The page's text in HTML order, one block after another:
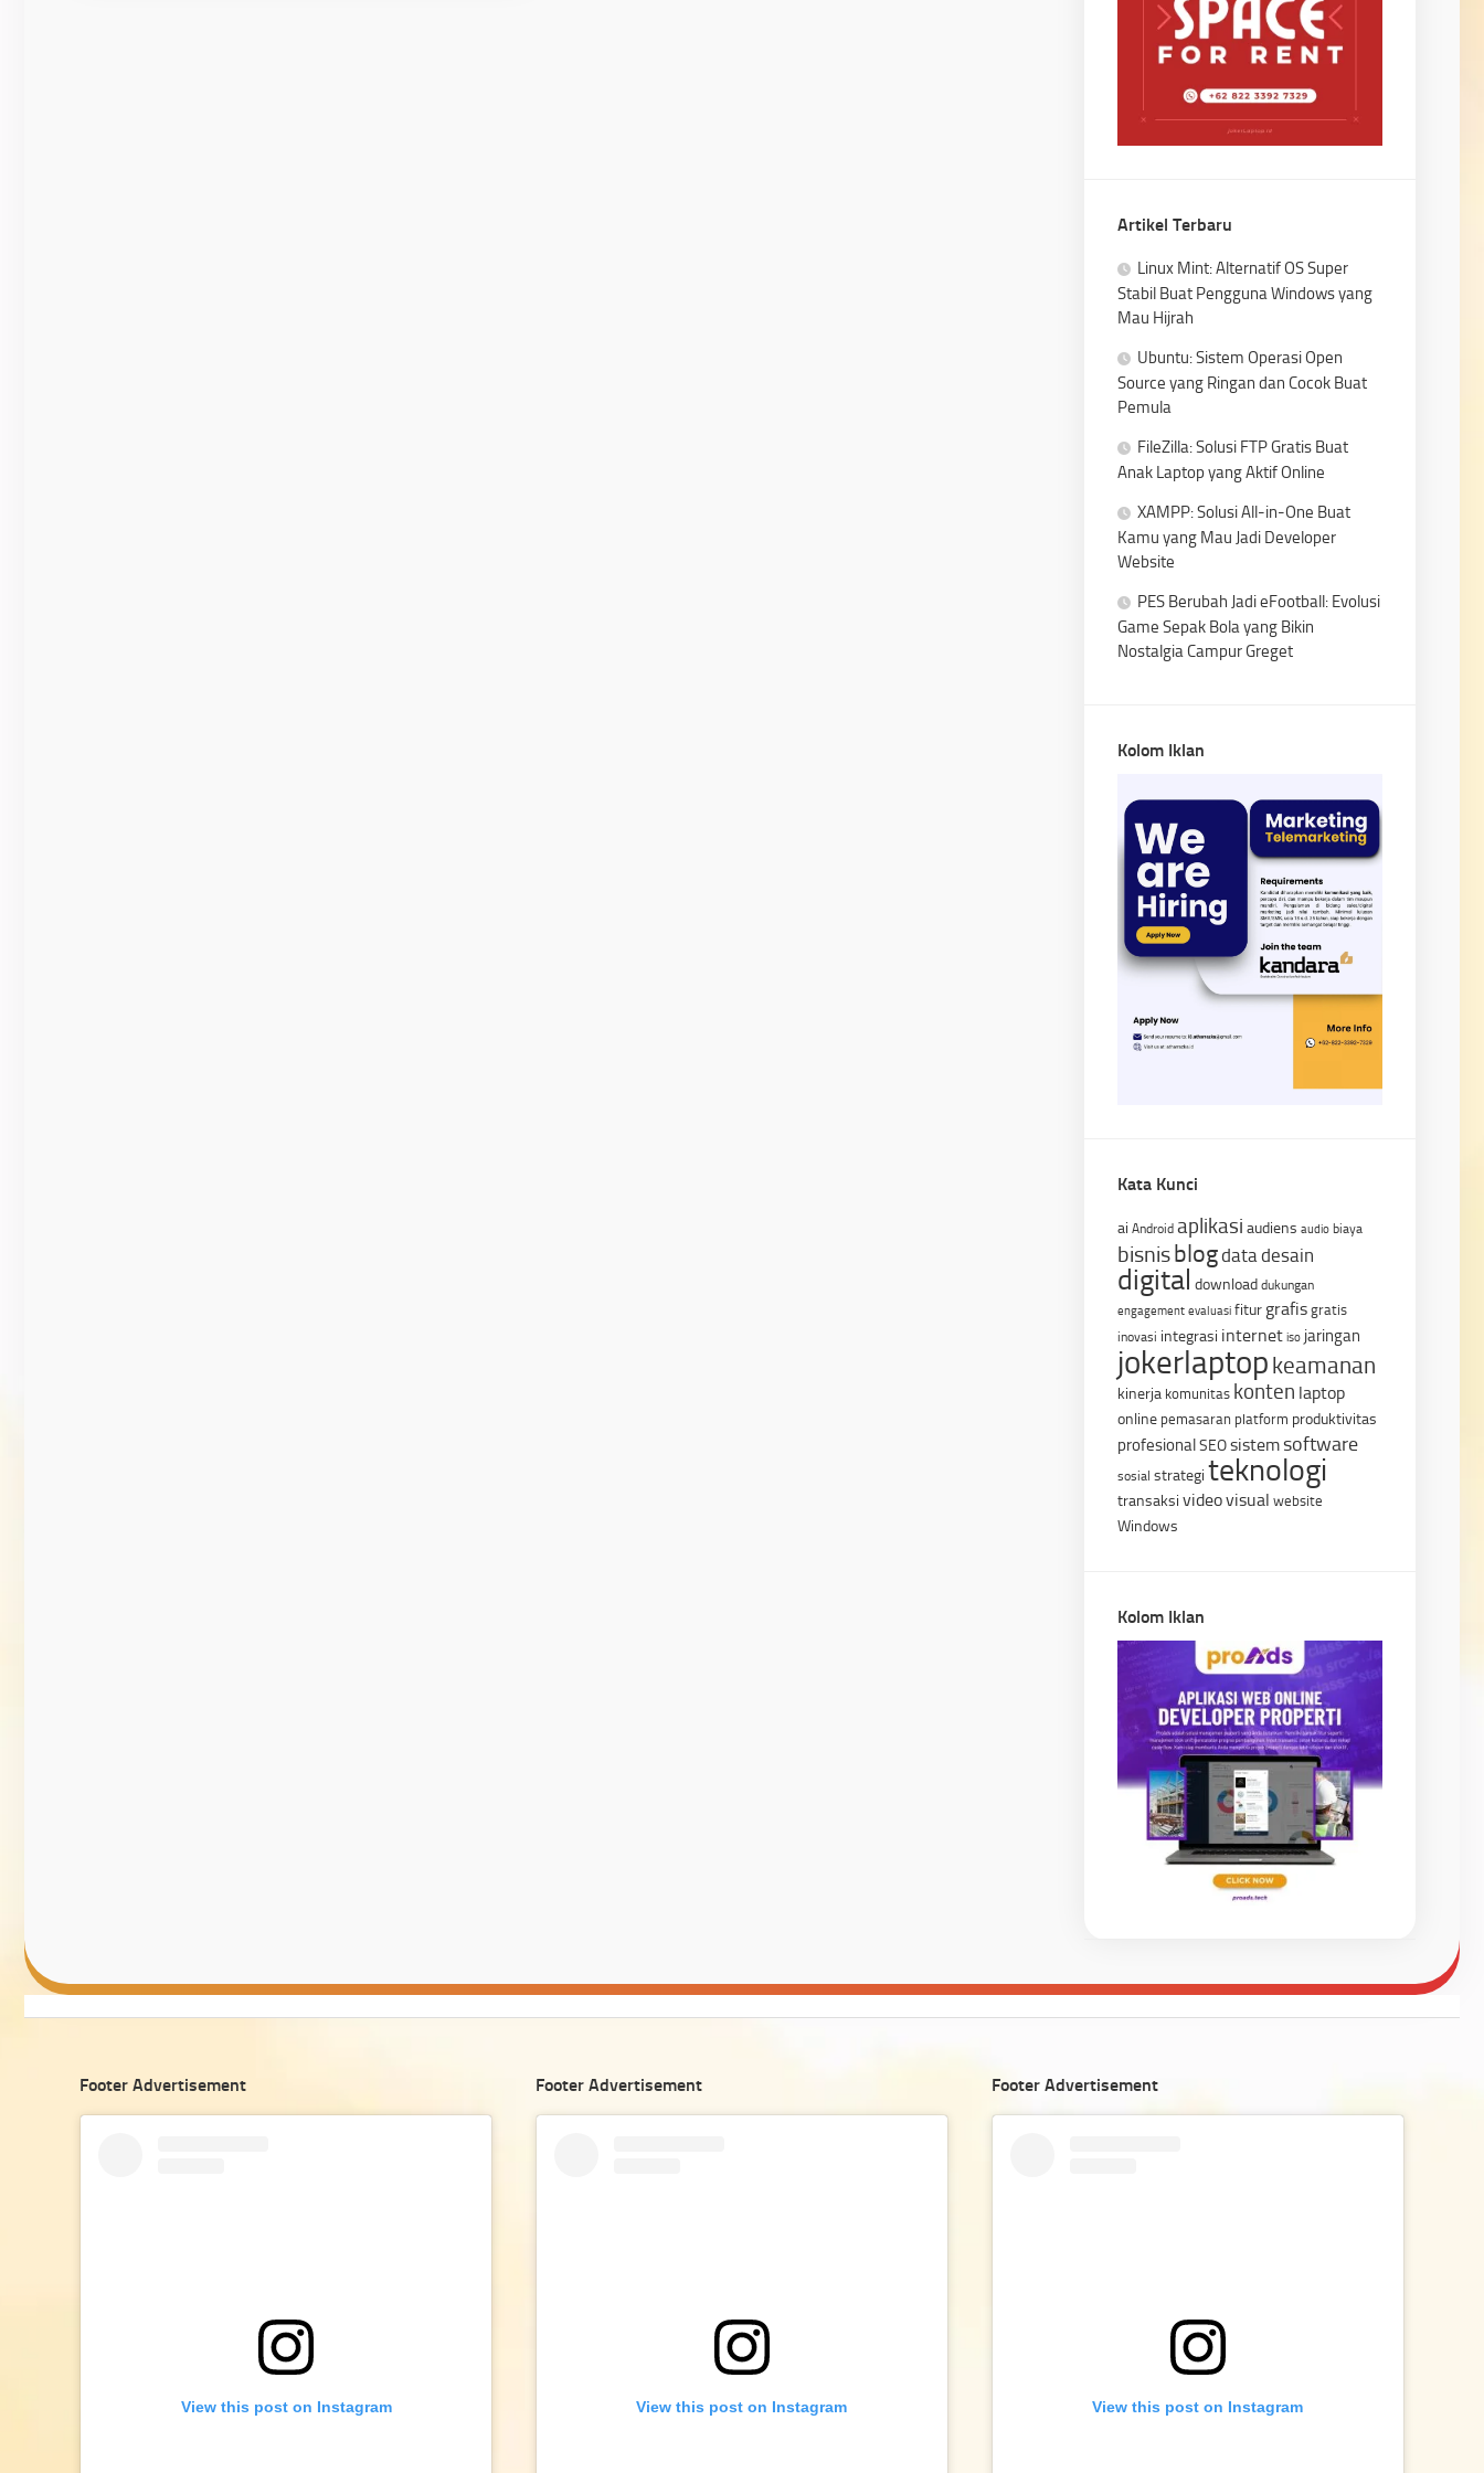
Artikel Terbaru
Linux Mint: Alternatif OS Super
Stabil Buat Pengguna Windows yang
Mau Hijrah
Ubuntu: Sistem Operasi Open
Source yang Ringan dan Cocok Buat
Pemula
FileZilla: Solusi FTP Gratis Buat
Anak Laptop yang Aktif Online
XAMPP: Solusi All-in-One Buat
Kamu yang Mau Jadi Developer
Website
PES Berubah Jadi eFootball: Evolusi
Game Sepak Bola yang Bikin
Nostalgia Campur Greget
Kolom Iklan
Kata Kunci
ai Android aplikasi audiens audio biaya
bisnisblogdata desain
digital download dukungan
engagement evaluasi fitur grafis gratis
inovasi integrasi internet iso jaringan
jokerlaptop keamanan
kinerja komunitas konten laptop
online pemasaran platform produktivitas
profesionalSEOsistemsoftware
sosial strategi teknologi
transaksi videovisual website
Windows
Kolom Iklan
Footer Advertisement
View this post on Instagram
Footer Advertisement
View this post on Instagram
Footer Advertisement
View this post on Instagram